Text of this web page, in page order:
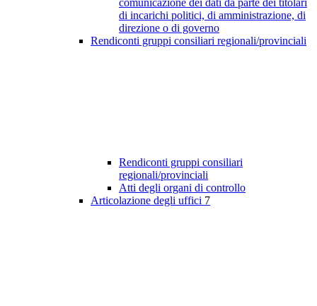
comunicazione dei dati da parte dei titolari
di incarichi politici, di amministrazione, di
direzione o di governo
Rendiconti gruppi consiliari regionali/provinciali
Rendiconti gruppi consiliari
regionali/provinciali
Atti degli organi di controllo
Articolazione degli uffici 7